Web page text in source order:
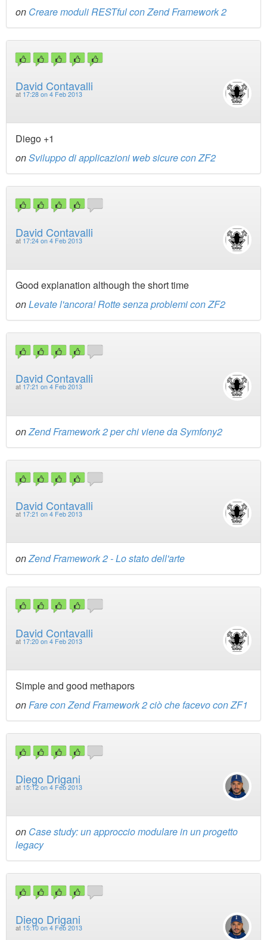
on Creare moduli RESTful con Zend Framework 2
David Contavalli
at 17:28 on 4 Feb 2013
Diego +1
onSviluppo di applicazioni web sicure con ZF2
David Contavalli
at 17:24 on 4 Feb 2013
Good explanation although the short time
onLevate l'ancora! Rotte senza problemi con ZF2
David Contavalli
at 17:21 on 4 Feb 2013
onZend Framework 2 per chi viene da Symfony2
David Contavalli
at 17:21 on 4 Feb 2013
onZend Framework 2 - Lo stato dell'arte
David Contavalli
at 17:20 on 4 Feb 2013
Simple and good methapors
onFare con Zend Framework 2 ciò che facevo con ZF1
Diego Drigani
at 15:12 on 4 Feb 2013
on Case study: un approccio modulare in un progetto
legacy
Diego Drigani
at 15:10 on 4 Feb 2013